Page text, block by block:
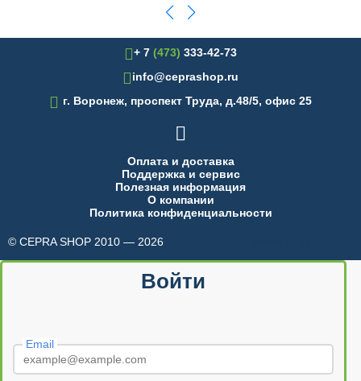
+ 7 (473) 333-42-73
info@ceprashop.ru
 г. Воронеж, проспект Труда, д.48/5, офис 25

Оплата и доставка
Поддержка и сервис
Полезная информация
О компании
Политика конфиденциальности
© CEPRA SHOP 2010 — 2026
Войти
Email